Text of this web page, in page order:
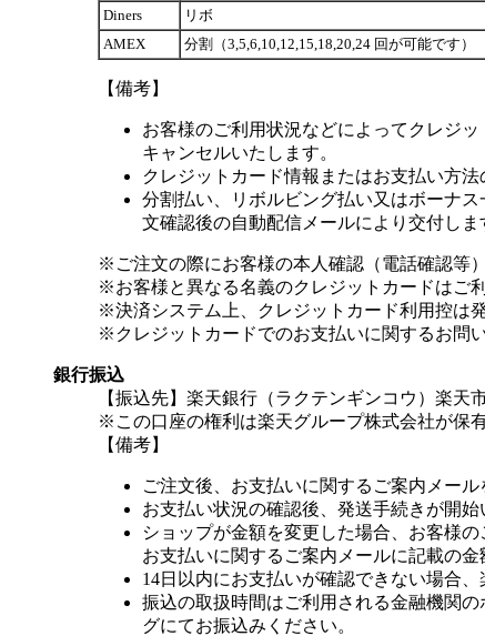
Diners
リボ
AMEX
分割（3,5,6,10,12,15,18,20,24 回が可能です）
【備考】
お客様のご利用状況などによってクレジ
キャンセルいたします。
クレジットカード情報またはお支払い方
分割払い、リボルビング払い又はボーナ
文確認後の自動配信メールにより交付しま
※ご注文の際にお客様の本人確認（電話確認等
※お客様と異なる名義のクレジットカードはご
※決済システム上、クレジットカード利用控は
※クレジットカードでのお支払いに関するお問
銀行振込
【振込先】楽天銀行（ラクテンギンコウ）楽天
※この口座の権利は楽天グループ株式会社が保
【備考】
ご注文後、お支払いに関するご案内メール
お支払い状況の確認後、発送手続きが開始
ショップが金額を変更した場合、お客様
お支払いに関するご案内メールに記載の
14日以内にお支払いが確認できない場合
振込の取扱時間はご利用される金融機関
グにてお振込みください。